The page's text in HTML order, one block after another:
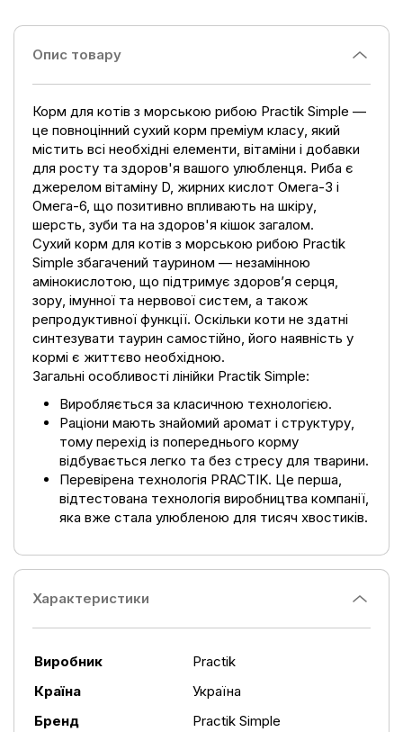
Опис товару
Корм для котів з морською рибою Practik Simple —
це повноцінний сухий корм преміум класу, який
містить всі необхідні елементи, вітаміни і добавки
для росту та здоров'я вашого улюбленця. Риба є
джерелом вітаміну D, жирних кислот Омега-3 і
Омега-6, що позитивно впливають на шкіру,
шерсть, зуби та на здоров'я кішок загалом.
Сухий корм для котів з морською рибою Practik
Simple збагачений таурином — незамінною
амінокислотою, що підтримує здоров’я серця,
зору, імунної та нервової систем, а також
репродуктивної функції. Оскільки коти не здатні
синтезувати таурин самостійно, його наявність у
кормі є життєво необхідною.
Загальні особливості лінійки Practik Simple:
Виробляється за класичною технологією.
Раціони мають знайомий аромат і структуру,
тому перехід із попереднього корму
відбувається легко та без стресу для тварини.
Перевірена технологія PRACTIK. Це перша,
відтестована технологія виробництва компанії,
яка вже стала улюбленою для тисяч хвостиків.
Характеристики
Виробник
Practik
Країна
Україна
Бренд
Practik Simple